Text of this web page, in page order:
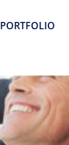
PORTFOLIO